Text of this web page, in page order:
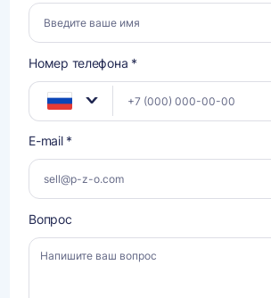
Номер телефона *
E-mail *
Вопрос